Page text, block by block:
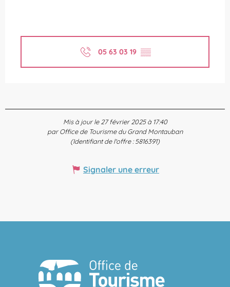
05 63 03 19 ▒▒
Mis à jour le 27 février 2025 à 17:40
par Office de Tourisme du Grand Montauban
(Identifiant de l'offre :5816391)
Signaler une erreur